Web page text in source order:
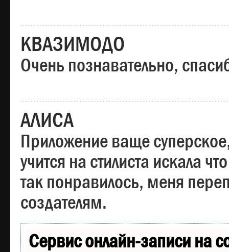
КВАЗИМОДО
Очень познавательно,
АЛИСА
Приложение ваще
учится на стилиста искала
так понравилось, меня
создателям.
Сервис онлайн-записи на